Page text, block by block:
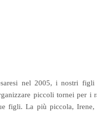
nel 2005, i nostri
piccoli tornei per i
figli. La più piccola,